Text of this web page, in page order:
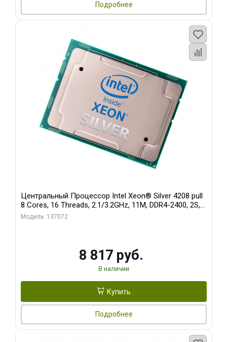
Подробнее
Центральный Процессор Intel Xeon® Silver 4208 pull
8 Cores, 16 Threads, 2.1/3.2GHz, 11M, DDR4-2400, 2S,
85W oem
Модель: 137072
8 817 руб.
В наличии
Купить
Подробнее